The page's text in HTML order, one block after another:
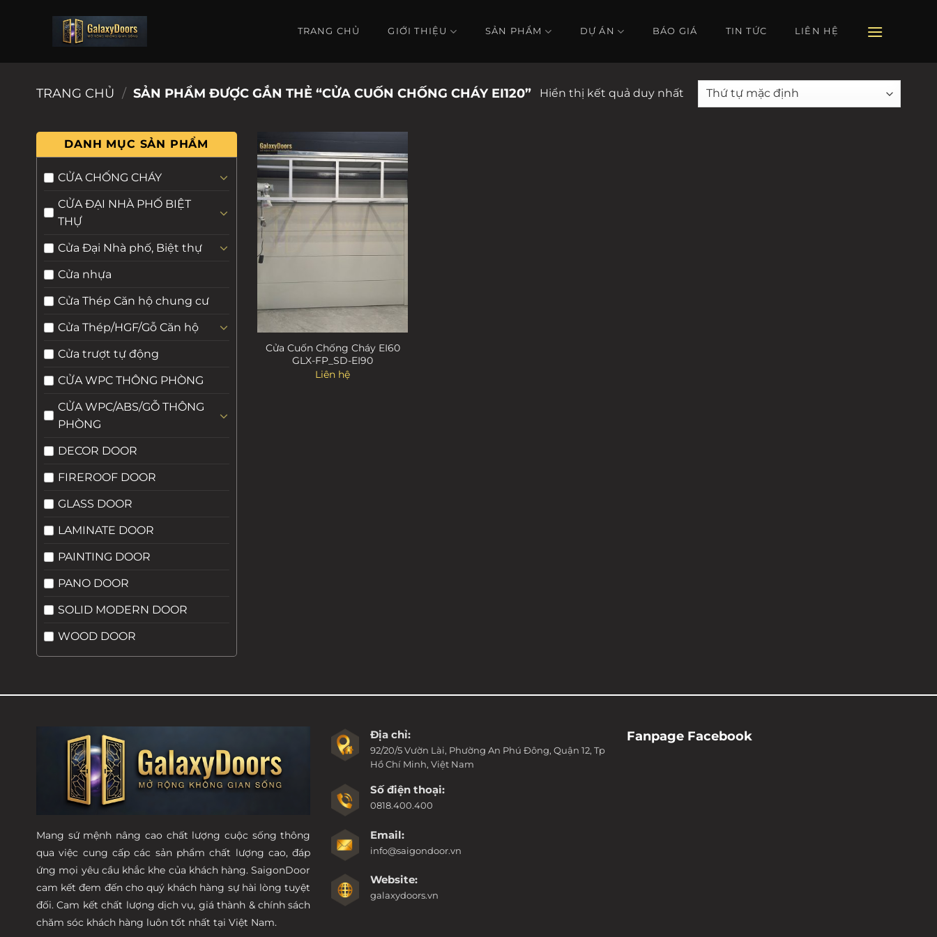
dung
TRANG CHỦ GIỚI THIỆU SẢN PHẨM DỰ ÁN BÁO GIÁ TIN TỨC LIÊN HỆ
TRANG CHỦ / SẢN PHẨM ĐƯỢC GẮN THẺ “CỬA CUỐN CHỐNG CHÁY EI120” Hiển thị kết quả duy nhất
DANH MỤC SẢN PHẨM
CỬA CHỐNG CHÁY
CỬA ĐẠI NHÀ PHỐ BIỆT
THỰ
Cửa Đại Nhà phố, Biệt thự
Cửa nhựa
Cửa Thép Căn hộ chung cư
Cửa Thép/HGF/Gỗ Căn hộ
Cửa trượt tự động
CỬA WPC THÔNG PHÒNG
CỬA WPC/ABS/GỖ THÔNG
PHÒNG
DECOR DOOR
FIREROOF DOOR
GLASS DOOR
LAMINATE DOOR
PAINTING DOOR
PANO DOOR
SOLID MODERN DOOR
WOOD DOOR
Cửa Cuốn Chống Cháy EI60
GLX-FP_SD-EI90
Liên hệ
Mang sứ mệnh nâng cao chất lượng cuộc sống thông
qua việc cung cấp các sản phẩm chất lượng cao, đáp
ứng mọi yêu cầu khắc khe của khách hàng. SaigonDoor
cam kết đem đến cho quý khách hàng sự hài lòng tuyệt
đối. Cam kết chất lượng dịch vụ, giá thành & chính sách
chăm sóc khách hàng luôn tốt nhất tại Việt Nam.
Địa chỉ:
92/20/5 Vườn Lài, Phường An Phú Đông, Quận 12, Tp
Hồ Chí Minh, Việt Nam
Số điện thoại:
0818.400.400
Email:
info@saigondoor.vn
Website:
galaxydoors.vn
Fanpage Facebook